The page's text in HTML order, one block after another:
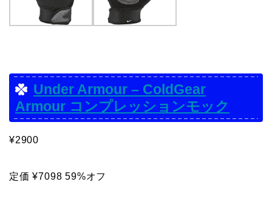
Under Armour – ColdGear
Armour コンプレッションモック
¥2900
定価 ¥7098 59%オフ